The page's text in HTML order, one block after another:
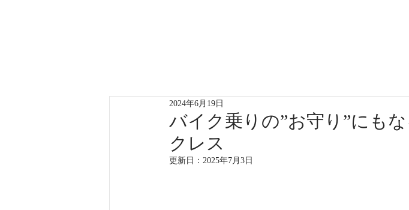
バイク乗りの”お守り”にも
クレス
2024年6月19日
更新日： 2025年7月3日